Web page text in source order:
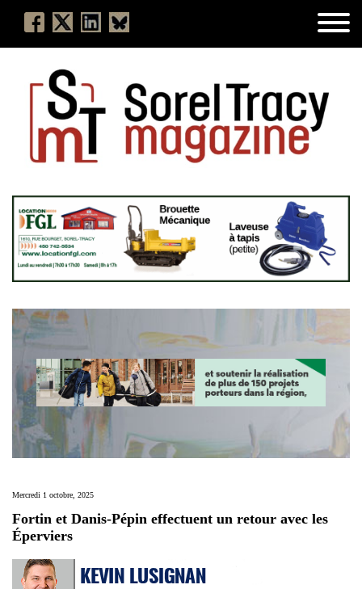
Mercredi 1 octobre, 2025
Fortin et Danis-Pépin effectuent un retour avec les
Éperviers